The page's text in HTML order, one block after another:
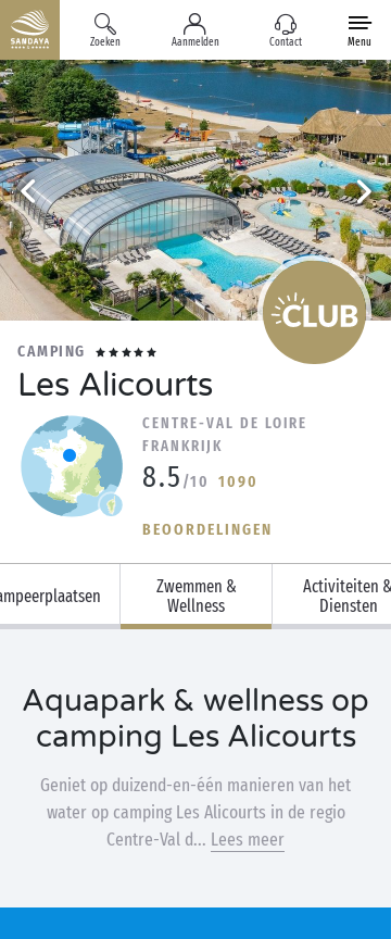
Zoeken Aanmelden Contact Menu
CAMPING
Les Alicourts
CENTRE-VAL DE LOIRE
FRANKRIJK
8.5 /10 1090
BEOORDELINGEN
Zwemmen &
Wellness
Activiteiten &
Diensten
Aquapark & wellness op
camping Les Alicourts
Geniet op duizend-en-één manieren van het
water op camping Les Alicourts in de regio
Centre-Val d... Lees meer